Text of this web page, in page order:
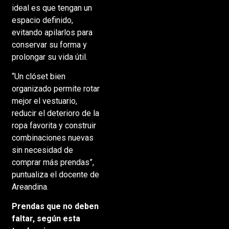
ideal es que tengan un
espacio definido,
evitando apilarlos para
conservar su forma y
prolongar su vida útil.
“Un clóset bien
organizado permite rotar
mejor el vestuario,
reducir el deterioro de la
ropa favorita y construir
combinaciones nuevas
sin necesidad de
comprar más prendas”,
puntualiza el docente de
Areandina.
Prendas que no deben
faltar, según esta